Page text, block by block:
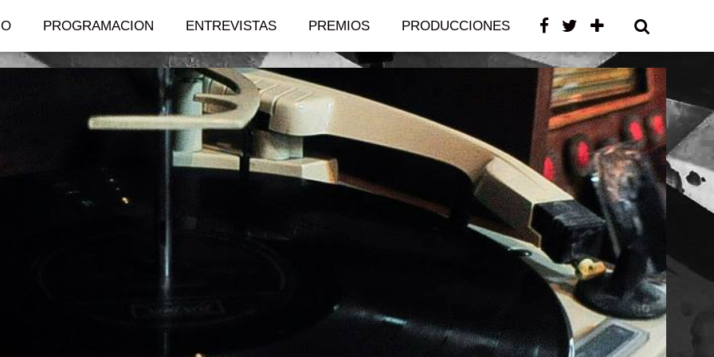
PROGRAMACION ENTREVISTAS PREMIOS PRODUCCIONES CONTACTO